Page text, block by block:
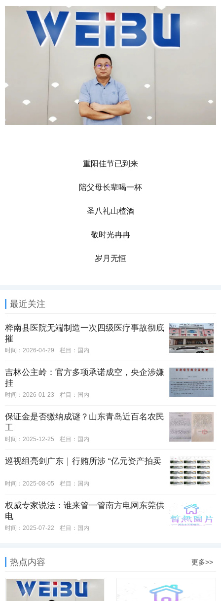
重阳佳节已到来
陪父母长辈喝一杯
圣八礼山楂酒
敬时光冉冉
岁月无恒
最近关注
桦南县医院无端制造一次四级医疗事故彻底
摧
时间：2026-04-29 栏目： 国内
吉林公主岭：官方多项承诺成空，央企涉嫌
挂
时间：2026-01-23 栏目： 国内
保证金是否缴纳成谜？山东青岛近百名农民
工
时间：2025-12-25 栏目： 国内
巡视组亮剑广东｜行贿所涉 “亿元资产拍卖
时间：2025-08-05 栏目： 国内
权威专家说法：谁来管一管南方电网东莞供
电
时间：2025-07-22 栏目： 国内
热点内容 更多>>